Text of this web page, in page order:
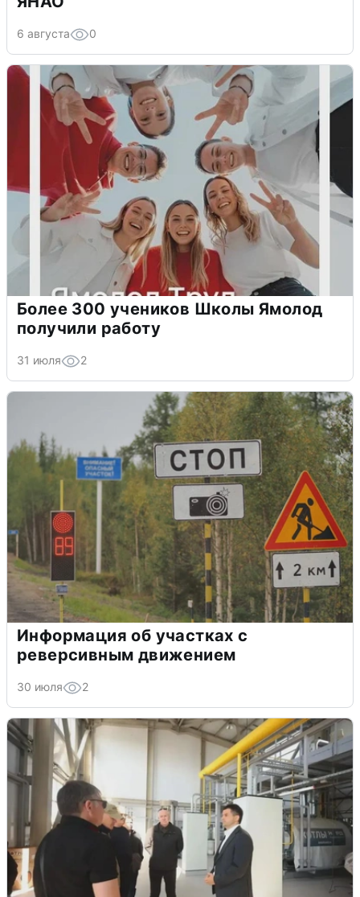
6 августа 0
Более 300 учеников Школы Ямолод
получили работу
31 июля 2
Информация об участках с
реверсивным движением
30 июля 2